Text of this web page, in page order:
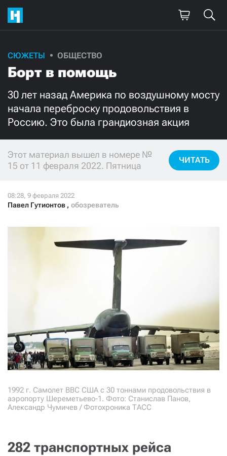
СЮЖЕТЫ ОБЩЕСТВО
Борт в помощь
30 лет назад Америка по воздушному мосту
начала переброску продовольствия в
Россию. Это была грандиозная акция
Этот материал вышел в номере №
15 от 11 февраля 2022. Пятница
ЧИТАТЬ
Павел Гутионтов , обозреватель
1992 г. Самолет ВВС США с 30 тоннами продовольствия в
аэропорту Шереметьево-1. Фото: Станислав Панов,
Александр Чумичев / Фотохроника ТАСС
282 транспортных рейса
Поддержите
нашу работу!
Ежемесячно Разово
3000 1000
500
Нажимая кнопку «Стать соучастником»,
ПОДЕЛИТЬСЯ С ДРУЗЬЯМИ
Если у вас есть вопросы, пишите donate@novayagazeta.ru